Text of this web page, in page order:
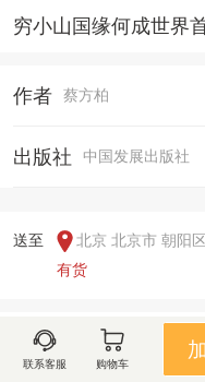
穷小山国缘何成世界
作者 蔡方柏
出版社 中国发展出版社
送至
北京 北京市 朝阳区
有货
用户评论(
联系客服 购物车